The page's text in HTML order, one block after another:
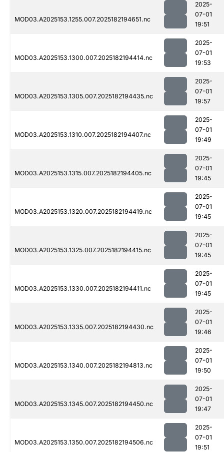
MOD03.A2025153.1255.007.2025182194651.nc
2025-
07-01
19:51
MOD03.A2025153.1300.007.2025182194414.nc
2025-
07-01
19:53
MOD03.A2025153.1305.007.2025182194435.nc
2025-
07-01
19:57
MOD03.A2025153.1310.007.2025182194407.nc
2025-
07-01
19:49
MOD03.A2025153.1315.007.2025182194405.nc
2025-
07-01
19:45
MOD03.A2025153.1320.007.2025182194419.nc
2025-
07-01
19:45
MOD03.A2025153.1325.007.2025182194415.nc
2025-
07-01
19:45
MOD03.A2025153.1330.007.2025182194411.nc
2025-
07-01
19:45
MOD03.A2025153.1335.007.2025182194430.nc
2025-
07-01
19:46
MOD03.A2025153.1340.007.2025182194813.nc
2025-
07-01
19:50
MOD03.A2025153.1345.007.2025182194450.nc
2025-
07-01
19:47
MOD03.A2025153.1350.007.2025182194506.nc
2025-
07-01
19:51